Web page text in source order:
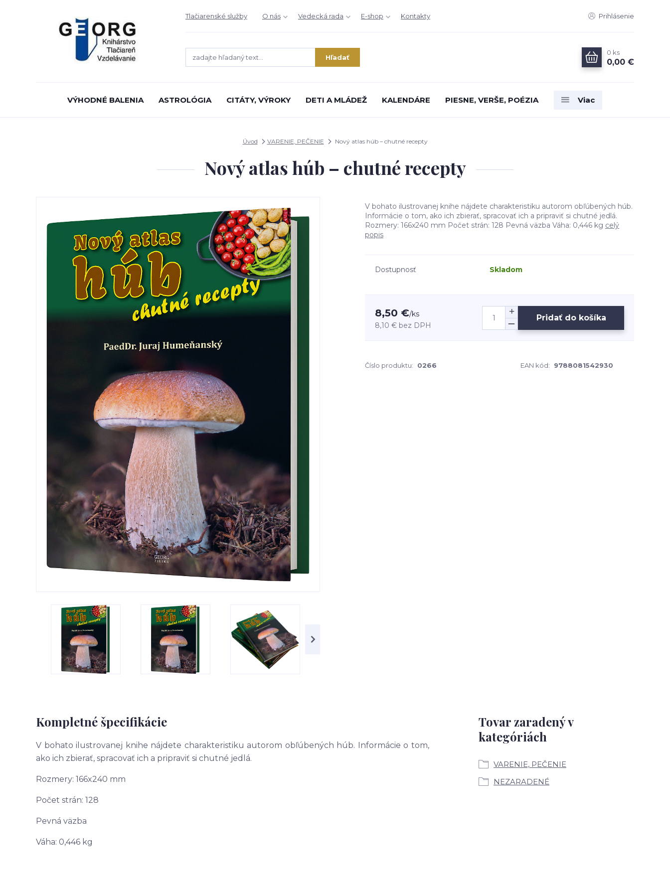
Tlačiarenské služby O nás Vedecká rada E-shop Kontakty Prihlásenie
Hľadať
0 ks
0,00 €
VÝHODNÉ BALENIA ASTROLÓGIA CITÁTY, VÝROKY DETI A MLÁDEŽ KALENDÁRE PIESNE, VERŠE, POÉZIA Viac
Úvod VARENIE, PEČENIE Nový atlas húb – chutné recepty
Nový atlas húb – chutné recepty
V bohato ilustrovanej knihe nájdete charakteristiku autorom obľúbených húb.
Informácie o tom, ako ich zbierať, spracovať ich a pripraviť si chutné jedlá.
Rozmery: 166x240 mm Počet strán: 128 Pevná väzba Váha: 0,446 kg celý
popis
Dostupnosť Skladom
8,50 €/ks
8,10 € bez DPH
Pridať do košíka
Číslo produktu: 0266 EAN kód: 9788081542930
Kompletné špecifikácie
V bohato ilustrovanej knihe nájdete charakteristiku autorom obľúbených húb. Informácie o tom,
ako ich zbierať, spracovať ich a pripraviť si chutné jedlá.
Rozmery: 166x240 mm
Počet strán: 128
Pevná väzba
Váha: 0,446 kg
Tovar zaradený v
kategóriách
VARENIE, PEČENIE
NEZARADENÉ